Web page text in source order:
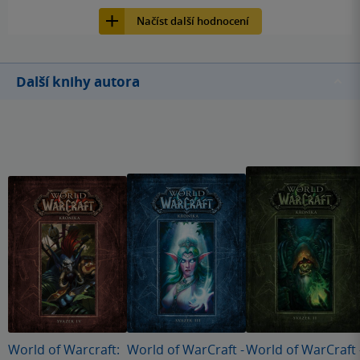
Načíst další hodnocení
Další knihy autora
World of Warcraft: World of WarCraft -World of WarCraft